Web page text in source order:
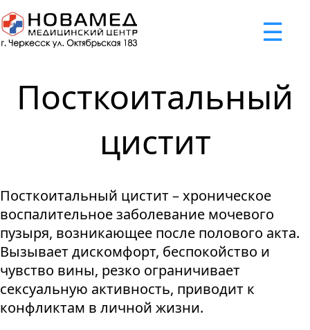
☰
x
Задать вопрос
данных."
Отправить вопрос
Успешно
Мы свяжемся с вами в ближайшее время
Неудача
Некорректно введен номер телефона
Неудача
Отклонена капча
Неудача
Не введено имя или вопрос
Неудача
Не принято соглашение
Посткоитальный
цистит
Посткоитальный цистит – хроническое
воспалительное заболевание мочевого
пузыря, возникающее после полового акта.
Вызывает дискомфорт, беспокойство и
чувство вины, резко ограничивает
сексуальную активность, приводит к
конфликтам в личной жизни.